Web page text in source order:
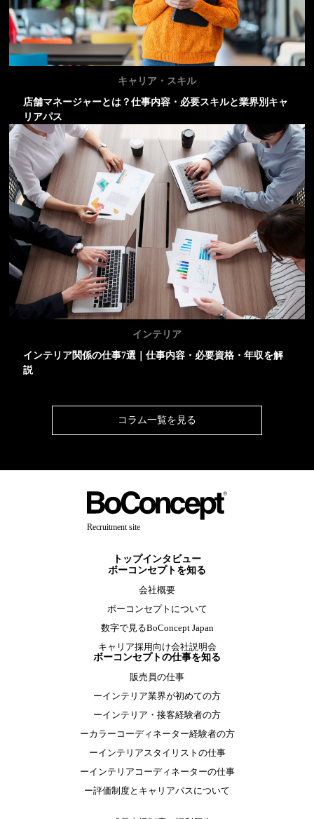
キャリア・スキル
店舗マネージャーとは？仕事内容・必要スキルと業界別キャ
リアパス
インテリア
インテリア関係の仕事7選｜仕事内容・必要資格・年収を解
説
コラム一覧を見る
Recruitment site
トップインタビュー
ボーコンセプトを知る
会社概要
ボーコンセプトについて
数字で見るBoConcept Japan
キャリア採用向け会社説明会
ボーコンセプトの仕事を知る
販売員の仕事
ーインテリア業界が初めての方
ーインテリア・接客経験者の方
ーカラーコーディネーター経験者の方
ーインテリアスタイリストの仕事
ーインテリアコーディネーターの仕事
ー評価制度とキャリアパスについて